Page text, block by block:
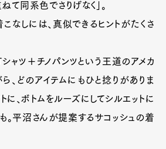
て同系色でさりげなく」。
なしには、真似できるヒントがたくさ
ャツ＋チノパンツという王道のアメカ
、どのアイテムにもひと捻りがありま
に、ボトムをルーズにしてシルエットに
。平沼さんが提案するサコッシュの着